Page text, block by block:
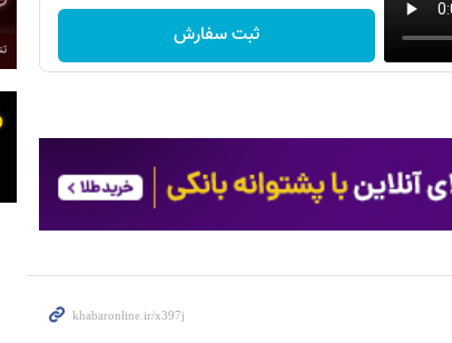
ثبت سفارش